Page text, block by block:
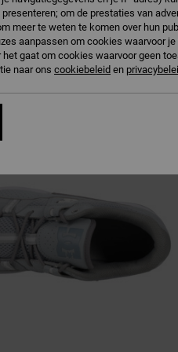
om de prestaties van
meer te weten te komen over hun
aanpassen om cookies waarvoor
gaat om cookies waarvoor geen
naar ons cookiebeleid en